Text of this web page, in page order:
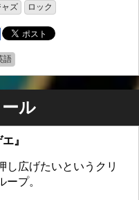
ャズ ロック
語
ル
』
し広げたいというクリ
プ。